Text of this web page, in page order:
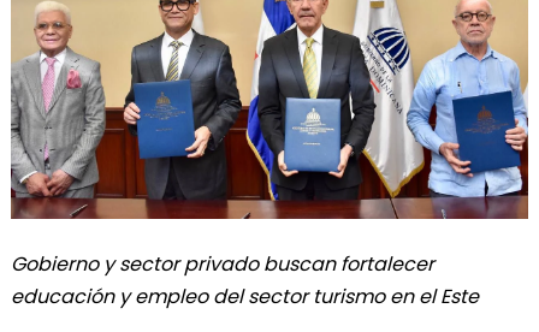
Gobierno y sector privado buscan fortalecer
educación y empleo del sector turismo en el Este